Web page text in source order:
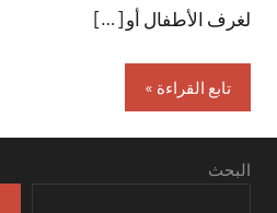
لغرف الأطفال أو […]
تابع القراءة
البحث